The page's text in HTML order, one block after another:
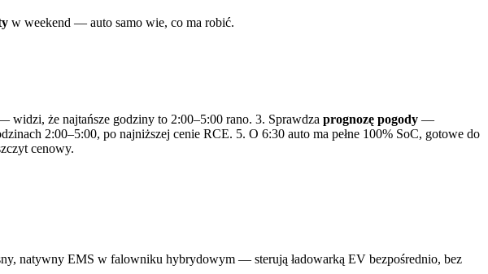
w weekend — auto samo wie, co ma robić.
widzi, że najtańsze godziny to 2:00–5:00 rano. 3. Sprawdza prognozę pogody —
2:00–5:00, po najniższej cenie RCE. 5. O 6:30 auto ma pełne 100% SoC, gotowe do
cenowy.
natywny EMS w falowniku hybrydowym — sterują ładowarką EV bezpośrednio, bez